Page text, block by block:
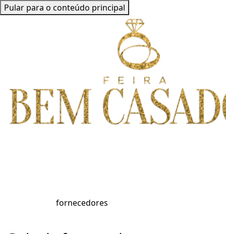
Pular para o conteúdo principal
fornecedores